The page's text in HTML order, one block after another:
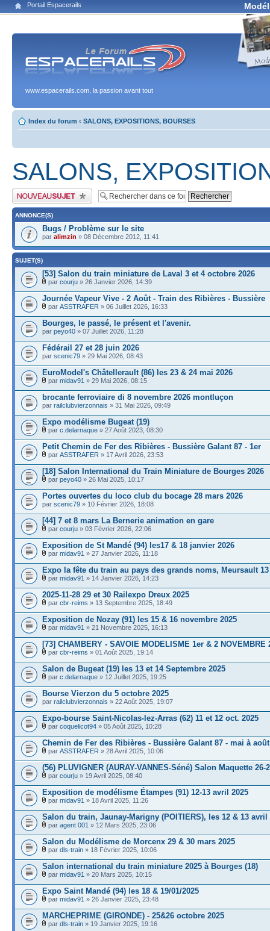
Portail Espacerails
www.espacerails.com, la passion avant tout
Index du forum ‹ SALONS, EXPOSITIONS, BOURSES
SALONS,
Publier un nouveau sujet
ANNONCE(S)
Bugs / Problème sur le site
par alimzin » 08 Décembre 2012, 11:41
SUJET(S)
[53] Salon du train miniature de Laval 3 et 4 octobre 2026
par courju » 26 Janvier 2026, 14:39
Journée Vapeur Vive - 2 Août - Train des Ribières - Bussière
par ASSTRAFER » 06 Juillet 2026, 16:33
Bourges, le passé, le présent et l'avenir.
par peyo40 » 07 Juillet 2026, 11:28
Fédérail 27 et 28 juin 2026
par scenic79 » 29 Mai 2026, 08:43
EuroModel's Châtellerault (86) les 23 & 24 mai 2026
par midav91 » 29 Mai 2026, 08:15
brocante ferroviaire di 8 novembre 2026 montluçon
par railclubvierzonnais » 31 Mai 2026, 09:49
Expo modélisme Bugeat (19)
par c.delarnaque » 27 Août 2023, 08:30
Petit Chemin de Fer des Ribières - Bussière Galant 87 - 1er
par ASSTRAFER » 17 Avril 2026, 23:53
[18] Salon International du Train Miniature de Bourges 2026
par peyo40 » 26 Mai 2025, 10:17
Portes ouvertes du loco club du bocage 28 mars 2026
par scenic79 » 10 Février 2026, 18:08
[44] 7 et 8 mars La Bernerie animation en gare
par courju » 03 Février 2026, 22:06
Exposition de St Mandé (94) les17 & 18 janvier 2026
par midav91 » 27 Janvier 2026, 11:18
Expo la fête du train au pays des grands noms, Meursault 13
par midav91 » 14 Janvier 2026, 14:23
2025-11-28 29 et 30 Railexpo Dreux 2025
par cbr-reims » 13 Septembre 2025, 18:49
Exposition de Nozay (91) les 15 & 16 novembre 2025
par midav91 » 21 Novembre 2025, 16:13
[73] CHAMBERY - SAVOIE MODELISME 1er & 2 NOVEMBRE
par cbr-reims » 01 Août 2025, 19:14
Salon de Bugeat (19) les 13 et 14 Septembre 2025
par c.delarnaque » 12 Juillet 2025, 19:25
Bourse Vierzon du 5 octobre 2025
par railclubvierzonnais » 22 Août 2025, 19:07
Expo-bourse Saint-Nicolas-lez-Arras (62) 11 et 12 oct. 2025
par coquelicot94 » 05 Août 2025, 10:28
Chemin de Fer des Ribières - Bussière Galant 87 - mai à août
par ASSTRAFER » 28 Avril 2025, 10:06
(56) PLUVIGNER (AURAY-VANNES-Séné) Salon Maquette 26-
par courju » 19 Avril 2025, 08:40
Exposition de modélisme Étampes (91) 12-13 avril 2025
par midav91 » 18 Avril 2025, 11:26
Salon du train, Jaunay-Marigny (POITIERS), les 12 & 13 avril
par agent 001 » 12 Mars 2025, 23:06
Salon du Modélisme de Morcenx 29 & 30 mars 2025
par dls-train » 18 Février 2025, 10:06
Salon international du train miniature 2025 à Bourges (18)
par midav91 » 20 Mars 2025, 10:15
Expo Saint Mandé (94) les 18 & 19/01/2025
par midav91 » 26 Janvier 2025, 23:48
MARCHEPRIME (GIRONDE) - 25&26 octobre 2025
par dls-train » 19 Janvier 2025, 19:16